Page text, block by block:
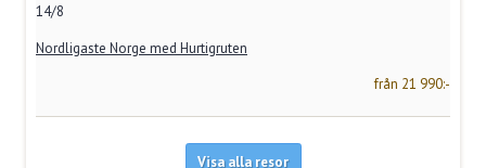
14/8
Nordligaste Norge med Hurtigruten
från 21 990:-
Visa alla resor